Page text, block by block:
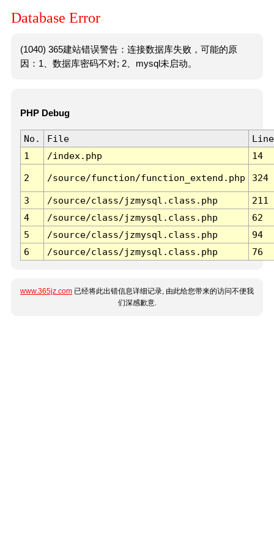
Database Error
(1040) 365建站错误警告：连接数据库失败，可能的原
因：1、数据库密码不对; 2、mysql未启动。
PHP Debug
No. File
Line
1
/index.php 14
2 /source/function/function_extend.php 324
3 /source/class/jzmysql.class.php
211
4
/source/class/jzmysql.class.php
62
5
/source/class/jzmysql.class.php
94
6
/source/class/jzmysql.class.php 76
www.365jz.com 已经将此出错信息详细记录, 由此给您带来的访问不便我
们深感歉意.